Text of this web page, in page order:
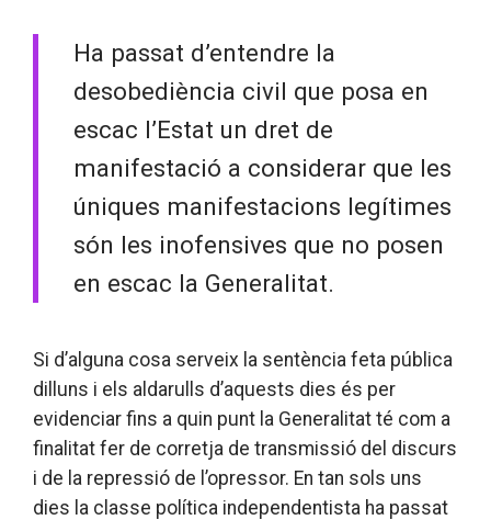
Ha passat d’entendre la
desobediència civil que posa en
escac l’Estat un dret de
manifestació a considerar que les
úniques manifestacions legítimes
són les inofensives que no posen
en escac la Generalitat.
Si d’alguna cosa serveix la sentència feta pública
dilluns i els aldarulls d’aquests dies és per
evidenciar fins a quin punt la Generalitat té com a
finalitat fer de corretja de transmissió del discurs
i de la repressió de l’opressor. En tan sols uns
dies la classe política independentista ha passat